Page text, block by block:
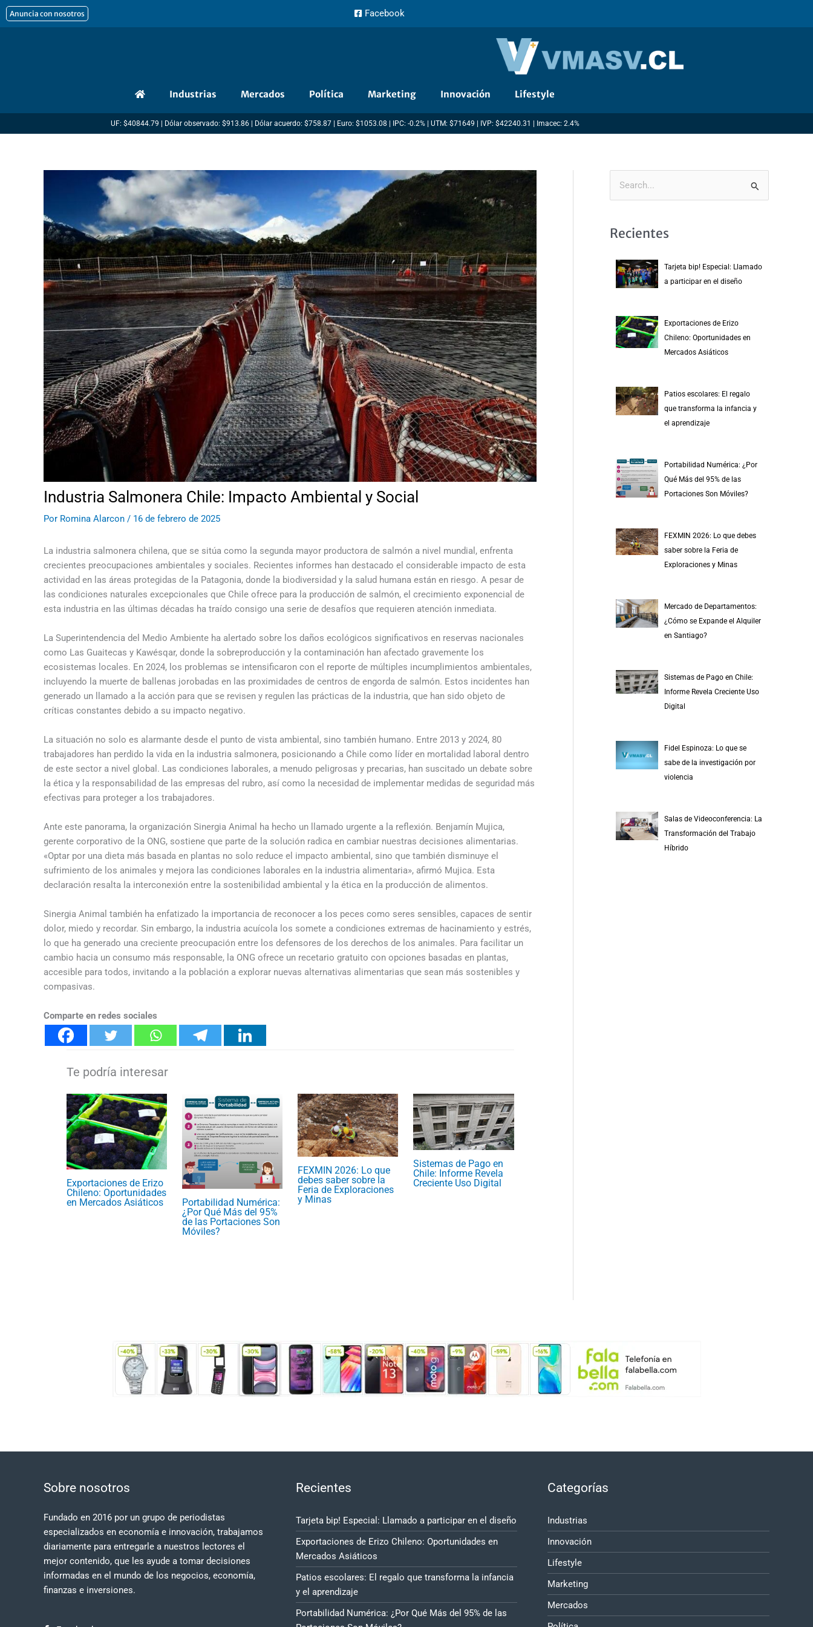
al
Anuncia con nosotros Facebook
Industrias Mercados Política Marketing Innovación Lifestyle
UF: $40844.79 | Dólar observado: $913.86 | Dólar acuerdo: $758.87 | Euro: $1053.08 | IPC: -0.2% | UTM: $71649 | IVP: $42240.31 | Imacec: 2.4%
Industria Salmonera Chile: Impacto Ambiental y Social
Por Romina Alarcon / 16 de febrero de 2025
La industria salmonera chilena, que se sitúa como la segunda mayor productora de salmón a nivel mundial, enfrenta
crecientes preocupaciones ambientales y sociales. Recientes informes han destacado el considerable impacto de esta
actividad en las áreas protegidas de la Patagonia, donde la biodiversidad y la salud humana están en riesgo. A pesar de
las condiciones naturales excepcionales que Chile ofrece para la producción de salmón, el crecimiento exponencial de
esta industria en las últimas décadas ha traído consigo una serie de desafíos que requieren atención inmediata.
La Superintendencia del Medio Ambiente ha alertado sobre los daños ecológicos significativos en reservas nacionales
como Las Guaitecas y Kawésqar, donde la sobreproducción y la contaminación han afectado gravemente los
ecosistemas locales. En 2024, los problemas se intensificaron con el reporte de múltiples incumplimientos ambientales,
incluyendo la muerte de ballenas jorobadas en las proximidades de centros de engorda de salmón. Estos incidentes han
generado un llamado a la acción para que se revisen y regulen las prácticas de la industria, que han sido objeto de
críticas constantes debido a su impacto negativo.
La situación no solo es alarmante desde el punto de vista ambiental, sino también humano. Entre 2013 y 2024, 80
trabajadores han perdido la vida en la industria salmonera, posicionando a Chile como líder en mortalidad laboral dentro
de este sector a nivel global. Las condiciones laborales, a menudo peligrosas y precarias, han suscitado un debate sobre
la ética y la responsabilidad de las empresas del rubro, así como la necesidad de implementar medidas de seguridad más
efectivas para proteger a los trabajadores.
Ante este panorama, la organización Sinergia Animal ha hecho un llamado urgente a la reflexión. Benjamín Mujica,
gerente corporativo de la ONG, sostiene que parte de la solución radica en cambiar nuestras decisiones alimentarias.
«Optar por una dieta más basada en plantas no solo reduce el impacto ambiental, sino que también disminuye el
sufrimiento de los animales y mejora las condiciones laborales en la industria alimentaria», afirmó Mujica. Esta
declaración resalta la interconexión entre la sostenibilidad ambiental y la ética en la producción de alimentos.
Sinergia Animal también ha enfatizado la importancia de reconocer a los peces como seres sensibles, capaces de sentir
dolor, miedo y recordar. Sin embargo, la industria acuícola los somete a condiciones extremas de hacinamiento y estrés,
lo que ha generado una creciente preocupación entre los defensores de los derechos de los animales. Para facilitar un
cambio hacia un consumo más responsable, la ONG ofrece un recetario gratuito con opciones basadas en plantas,
accesible para todos, invitando a la población a explorar nuevas alternativas alimentarias que sean más sostenibles y
compasivas.
Comparte en redes sociales
Exportaciones de Erizo
Chileno: Oportunidades
en Mercados Asiáticos
Portabilidad Numérica:
¿Por Qué Más del 95%
de las Portaciones Son
Móviles?
FEXMIN 2026: Lo que
debes saber sobre la
Feria de Exploraciones
y Minas
Sistemas de Pago en
Chile: Informe Revela
Creciente Uso Digital
Recientes
Tarjeta bip! Especial: Llamado
a participar en el diseño
Exportaciones de Erizo
Chileno: Oportunidades en
Mercados Asiáticos
Patios escolares: El regalo
que transforma la infancia y
el aprendizaje
Portabilidad Numérica: ¿Por
Qué Más del 95% de las
Portaciones Son Móviles?
FEXMIN 2026: Lo que debes
saber sobre la Feria de
Exploraciones y Minas
Mercado de Departamentos:
¿Cómo se Expande el Alquiler
en Santiago?
Sistemas de Pago en Chile:
Informe Revela Creciente Uso
Digital
Fidel Espinoza: Lo que se
sabe de la investigación por
violencia
Salas de Videoconferencia: La
Transformación del Trabajo
Híbrido
Sobre nosotros
Fundado en 2016 por un grupo de periodistas
especializados en economía e innovación, trabajamos
diariamente para entregarle a nuestros lectores el
mejor contenido, que les ayude a tomar decisiones
informadas en el mundo de los negocios, economía,
finanzas e inversiones.
Recientes
Tarjeta bip! Especial: Llamado a participar en el diseño
Exportaciones de Erizo Chileno: Oportunidades en
Mercados Asiáticos
Patios escolares: El regalo que transforma la infancia
y el aprendizaje
Portabilidad Numérica: ¿Por Qué Más del 95% de las
Categorías
Industrias
Innovación
Lifestyle
Marketing
Mercados